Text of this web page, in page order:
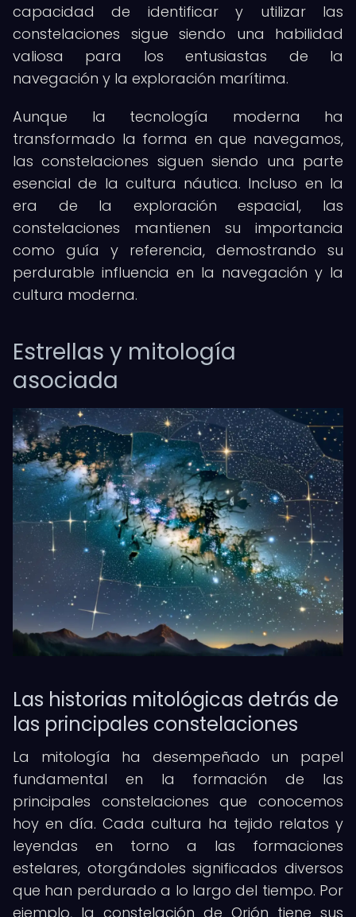
capacidad de identificar y utilizar las
constelaciones sigue siendo una habilidad
valiosa para los entusiastas de la
navegación y la exploración marítima.
Aunque la tecnología moderna ha
transformado la forma en que navegamos,
las constelaciones siguen siendo una parte
esencial de la cultura náutica. Incluso en la
era de la exploración espacial, las
constelaciones mantienen su importancia
como guía y referencia, demostrando su
perdurable influencia en la navegación y la
cultura moderna.
Estrellas y mitología
asociada
Las historias mitológicas detrás de
las principales constelaciones
La mitología ha desempeñado un papel
fundamental en la formación de las
principales constelaciones que conocemos
hoy en día. Cada cultura ha tejido relatos y
leyendas en torno a las formaciones
estelares, otorgándoles significados diversos
que han perdurado a lo largo del tiempo. Por
ejemplo, la constelación de Orión tiene sus